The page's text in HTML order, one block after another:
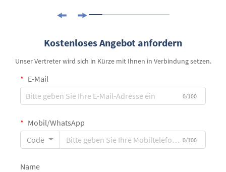
Kostenloses Angebot anfordern
Unser Vertreter wird sich in Kürze mit Ihnen in Verbindung setzen.
E-Mail
0/100
Mobil/WhatsApp
Code
0/100
Name